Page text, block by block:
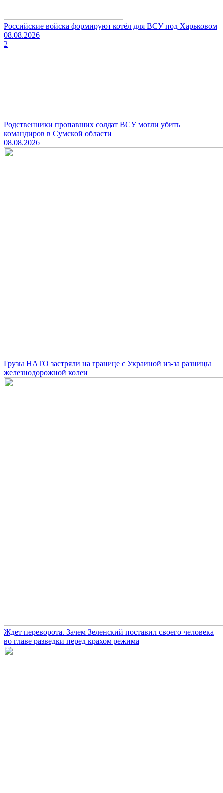
Российские войска формируют котёл для ВСУ под Харьковом
08.08.2026
2
Родственники пропавших солдат ВСУ могли убить
командиров в Сумской области
08.08.2026
Грузы НАТО застряли на границе с Украиной из-за разницы
железнодорожной колеи
Ждет переворота. Зачем Зеленский поставил своего человека
во главе разведки перед крахом режима